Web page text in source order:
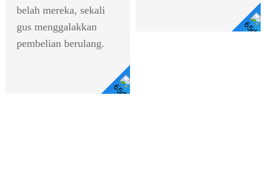
belah mereka, sekali
gus menggalakkan
pembelian berulang.